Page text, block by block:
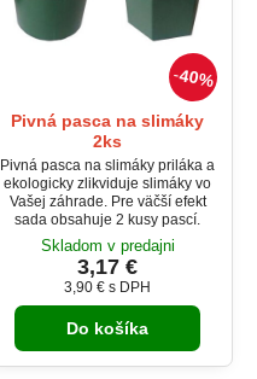
40%
Pivná pasca na slimáky
2ks
Pivná pasca na slimáky priláka a
ekologicky zlikviduje slimáky vo
Vašej záhrade. Pre väčší efekt
sada obsahuje 2 kusy pascí.
Skladom v predajni
3,17 €
3,90 € s DPH
Do košíka